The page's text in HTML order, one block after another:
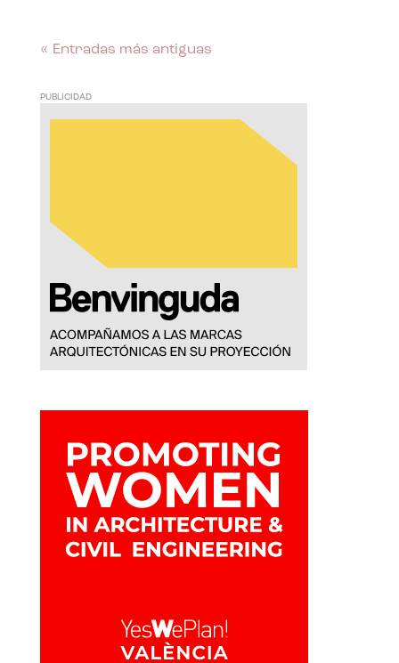
« Entradas más antiguas
PUBLICIDAD